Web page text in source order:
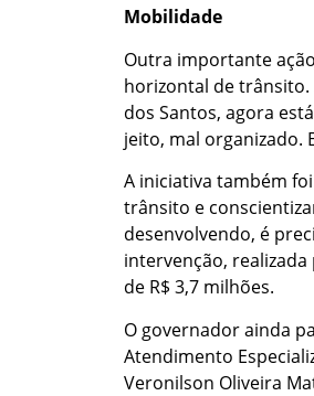
Mobilidade
Outra importante
horizontal de trânsito.
dos Santos, agora
jeito, mal organizado.
A iniciativa também
trânsito e
desenvolvendo, é
intervenção,
de R$ 3,7 milhões.
O governador ainda
Atendimento
Veronilson Oliveira